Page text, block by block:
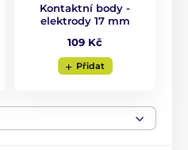
Kontaktní body ‑
elektrody 17 mm
109 Kč
Přidat